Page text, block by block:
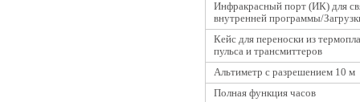
Инфракрасный порт (ИК) для
внутренней программы/
Кейс для переноски из
пульса и трансмиттеров
Альтиметр с разрешением 10 м
Полная функция часов